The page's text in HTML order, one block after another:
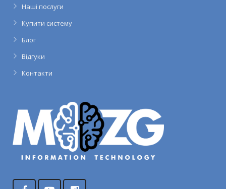
Наші послуги
Купити систему
Блог
Відгуки
Контакти